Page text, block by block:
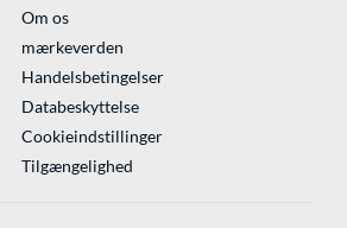
Om os
mærkeverden
Handelsbetingelser
Databeskyttelse
Cookieindstillinger
Tilgængelighed